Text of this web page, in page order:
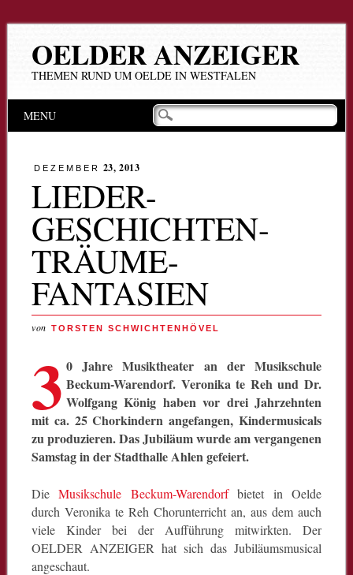
OELDER ANZEIGER
THEMEN RUND UM OELDE IN WESTFALEN
Hauptmenü
Inhalt
MENU
DEZEMBER 23, 2013
LIEDER-
GESCHICHTEN-
TRÄUME-
FANTASIEN
von TORSTEN SCHWICHTENHÖVEL
3 0 Jahre Musiktheater an der Musikschule
Beckum-Warendorf. Veronika te Reh und Dr.
Wolfgang König haben vor drei Jahrzehnten
mit ca. 25 Chorkindern angefangen, Kindermusicals
zu produzieren. Das Jubiläum wurde am vergangenen
Samstag in der Stadthalle Ahlen gefeiert.
DieMusikschule Beckum-Warendorfbietet in Oelde
durch Veronika te Reh Chorunterricht an, aus dem auch
viele Kinder bei der Aufführung mitwirkten. Der
OELDER ANZEIGER hat sich das Jubiläumsmusical
angeschaut.